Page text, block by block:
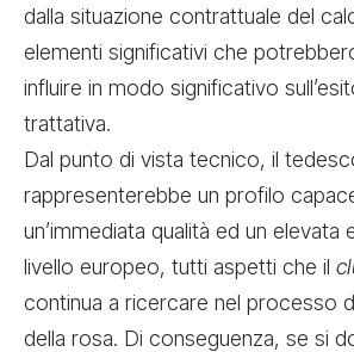
dalla situazione contrattuale del
elementi significativi che
influire in modo significativo
trattativa.
Dal punto di vista tecnico, il
rappresenterebbe un profilo
un’immediata qualità ed un elevata
livello europeo, tutti aspetti che il
continua a ricercare nel processo
della rosa. Di conseguenza, se si